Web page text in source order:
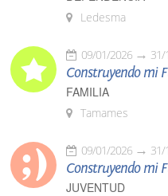
Ledesma
09/01/2026 31/
Construyendo mi
FAMILIA
Tamames
09/01/2026 31/
Construyendo mi
JUVENTUD